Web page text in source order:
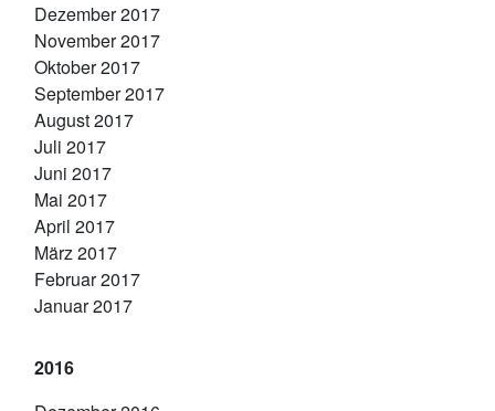
Dezember 2017
November 2017
Oktober 2017
September 2017
August 2017
Juli 2017
Juni 2017
Mai 2017
April 2017
März 2017
Februar 2017
Januar 2017
2016